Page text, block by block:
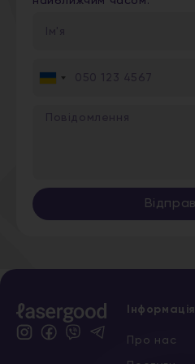
Ukraine
Інформація
Про нас